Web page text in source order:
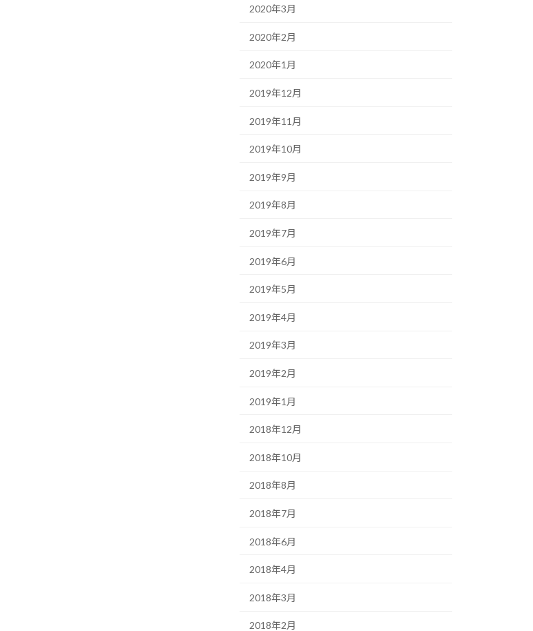
2020年3月
2020年2月
2020年1月
2019年12月
2019年11月
2019年10月
2019年9月
2019年8月
2019年7月
2019年6月
2019年5月
2019年4月
2019年3月
2019年2月
2019年1月
2018年12月
2018年10月
2018年8月
2018年7月
2018年6月
2018年4月
2018年3月
2018年2月